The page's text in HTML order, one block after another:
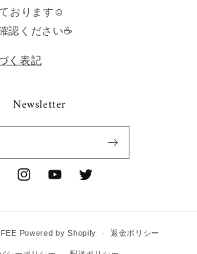
おります☺️
認ください☕️
く表記
Newsletter
InstagramYouTubeTwitter
Powered by Shopify 返金ポリシー